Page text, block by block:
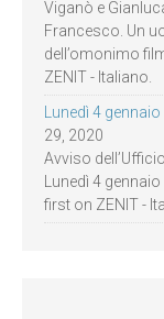
Viganò e
Francesco. Un
dell’omonimo
ZENIT - Italiano.
Lunedì 4
29, 2020
Avviso
Lunedì 4
first on ZENIT -